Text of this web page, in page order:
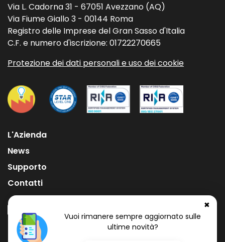
✖
Vuoi rimanere sempre aggiornato sulle
ultime novità?
Via L. Cadorna 31 - 67051 Avezzano (AQ)
Via Fiume Giallo 3 - 00144 Roma
Registro delle Imprese del Gran Sasso d'Italia
C.F. e numero d'iscrizione: 01722270665
Protezione dei dati personali e uso dei cookie
L'Azienda
News
Supporto
Contatti
Numero Verde Gratuito